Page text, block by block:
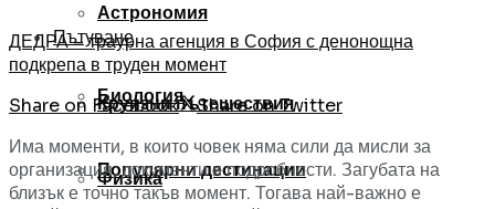
Астрономия
Биология
Физика
Пътуване
Круизни пътешествия
Популярни дестинации
ДЕДРА – траурна агенция в София с денонощна
подкрепа в труден момент
Share on Facebook
Share on Twitter
Има моменти, в които човек няма сили да мисли за
организация, документи и подробности. Загубата на
близък е точно такъв момент. Тогава най-важно е